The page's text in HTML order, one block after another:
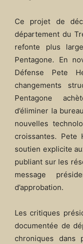
Ce projet de
département du
refonte plus
Pentagone. En
Défense Pete
changements
Pentagone
d’éliminer la
nouvelles
croissantes. Pete
soutien explicite
publiant sur les
message
d’approbation.
Les critiques
documentée de
chroniques dans